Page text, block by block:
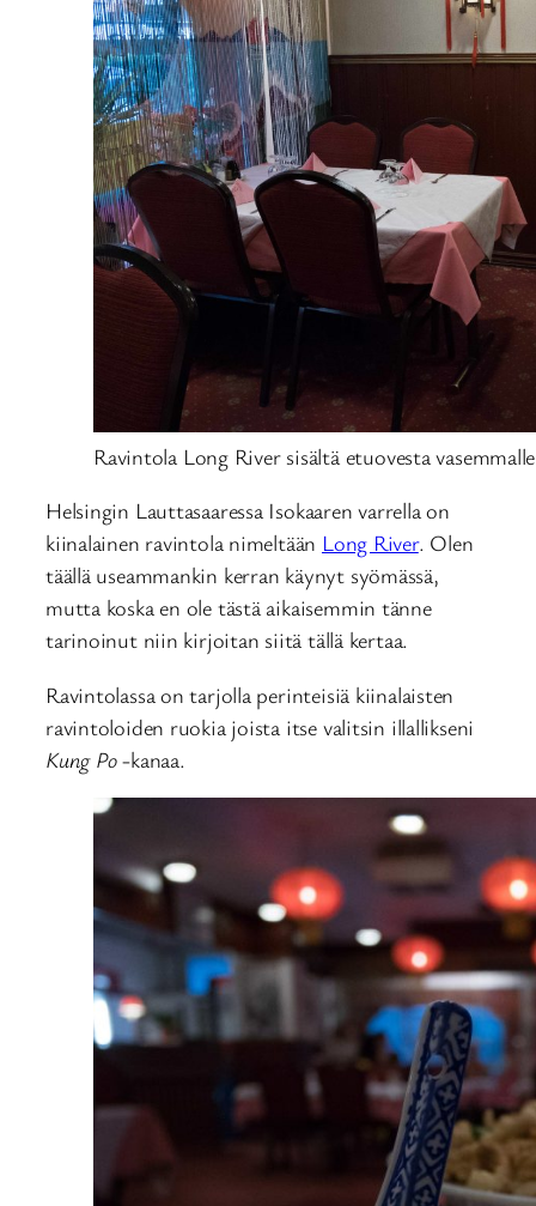
Ravintola Long River sisältä etuovesta
Helsingin Lauttasaaressa Isokaaren varrella on
kiinalainen ravintola nimeltään Long River. Olen
täällä useammankin kerran käynyt syömässä,
mutta koska en ole tästä aikaisemmin tänne
tarinoinut niin kirjoitan siitä tällä kertaa.
Ravintolassa on tarjolla perinteisiä kiinalaisten
ravintoloiden ruokia joista itse valitsin illallikseni
Kung Po-kanaa.